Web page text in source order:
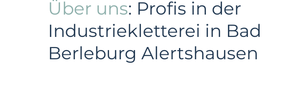
Über uns: Profis in der
Industriekletterei in Bad
Berleburg Alertshausen